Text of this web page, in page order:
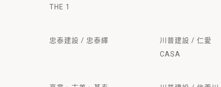
THE 1
忠泰建設 / 忠泰繹
川普建設 / 仁愛
CASA